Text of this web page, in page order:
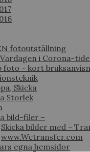
fotoutställning
i Corona-
foto – kort
Skicka
Storlek
bild-filer –
Skicka bilder med –
www.Wetransfer.com
egna hemsidor